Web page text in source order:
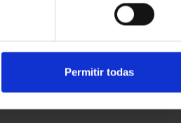
Permitir todas